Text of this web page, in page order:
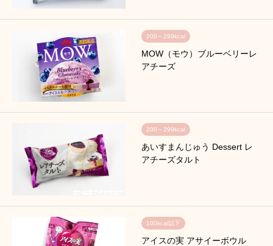
200～299kcal
MOW（モウ）ブルーベリーレ
アチーズ
200～299kcal
あいすまんじゅう Dessert レ
アチーズタルト
100kcal以下
アイスの実 アサイーボウル